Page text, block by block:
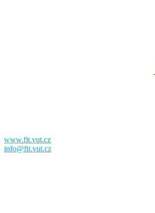
www.fit.vut.cz
info@fit.vut.cz